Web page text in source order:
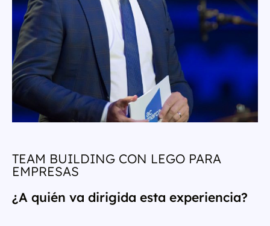
TEAM BUILDING CON LEGO PARA
EMPRESAS
¿A quién va dirigida esta experiencia?